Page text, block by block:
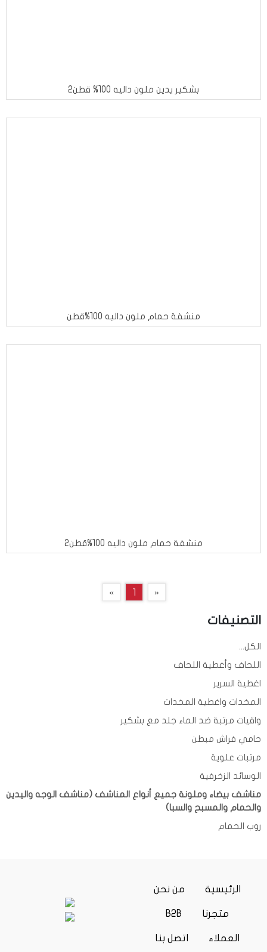
التصنيفات
الكل...
اللحاف وأغطية اللحاف
اغطية السرير
المخدات واغطية المخدات
واقيات مرتبة ضد الماء جلد مع بشكير
حامي فراش مبطن
مرتبات علوية
الوسائد الزخرفية
مناشف بيضاء وملونة جميع أنواع المناشف (مناشف الوجه واليدين
والحمام والمسبح والسبا)
روب الحمام
بشكير يدين ملون داليه 100% قطن2
منشفة حمام ملون داليه 100%قطن
منشفة حمام ملون داليه 100%قطن2
«
1
»
الرئيسية
(current) من نحن
متجرنا B2B
العملاء اتصل بنا